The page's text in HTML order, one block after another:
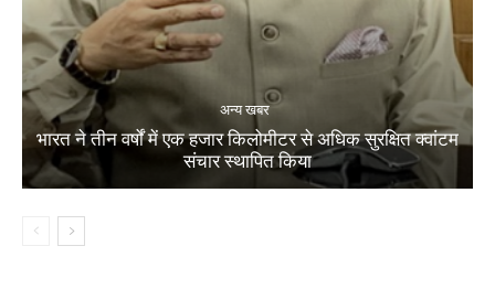
अन्य खबर
भारत ने तीन वर्षों में एक हजार किलोमीटर से अधिक सुरक्षित क्वांटम
संचार स्थापित किया